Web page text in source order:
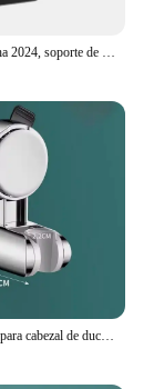
to be a
Soporte de ducha 2024, soporte de pared autoadhesivo ajustable sin perforaciones, soporte para cabezal de ducha montado en el baño, accesorios de baño de ducha
Nuevo Soporte para cabezal de ducha de mano con ventosa de ajuste Horizontal único, soporte para cabezal de ducha grande, montado en la pared